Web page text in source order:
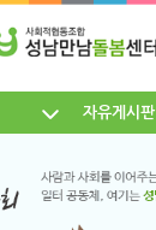
자유게시판